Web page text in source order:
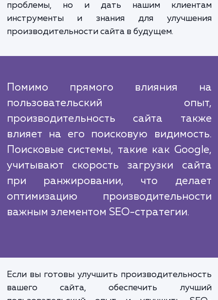
предоставляем вам полный
проделанной работе, в котором
описываются выявленные
На нашем рынке есть множество
предлагающих аналогичные услуги.
гордимся нашим опытом и
что позволяет нам выполнять работы
уровня качества. В каждом
стремимся не просто решить
производительности сайта в будущем.
пользовательский